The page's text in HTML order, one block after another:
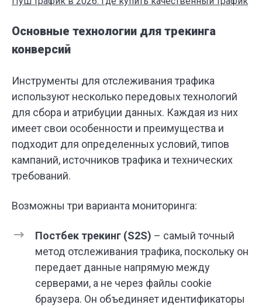
Основные технологии для трекинга
конверсий
Инструменты для отслеживания трафика
используют несколько передовых технологий
для сбора и атрибуции данных. Каждая из них
имеет свои особенности и преимущества и
подходит для определенных условий, типов
кампаний, источников трафика и технических
требований.
Возможны три варианта мониторинга:
Постбек трекинг (S2S) – самый точный
метод отслеживания трафика, поскольку он
передает данные напрямую между
серверами, а не через файлы cookie
браузера. Он объединяет идентификаторы